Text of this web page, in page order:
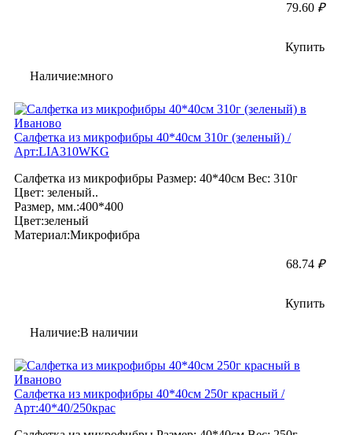
79.60 ₽
Купить
Наличие:много
Салфетка из микрофибры 40*40см 310г (зеленый) /
Арт:LIA310WKG
Салфетка из микрофибры Размер: 40*40см Вес: 310г
Цвет: зеленый..
Размер, мм.:400*400
Цвет:зеленый
Материал:Микрофибра
68.74 ₽
Купить
Наличие:В наличии
Салфетка из микрофибры 40*40см 250г красный /
Арт:40*40/250крас